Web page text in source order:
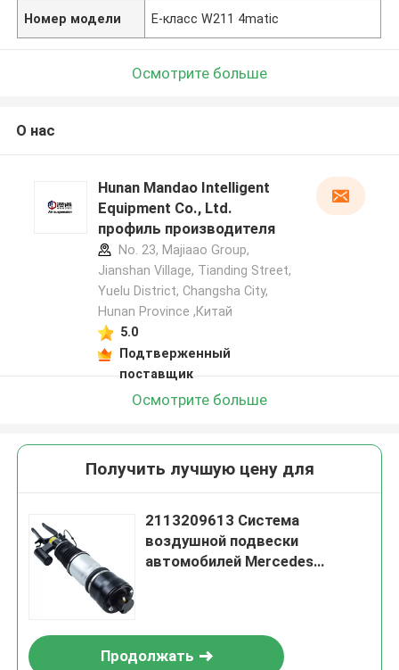
Номер модели E-класс W211 4matic
Осмотрите больше
О нас
Hunan Mandao Intelligent
Equipment Co., Ltd.
профиль производителя
No. 23, Majiaao Group,
Jianshan Village, Tianding Street,
Yuelu District, Changsha City,
Hunan Province ,Китай
5.0
Подтверженный
поставщик
Осмотрите больше
Получить лучшую цену для
2113209613 Система
воздушной подвески
автомобилей Mercedes
Продолжать